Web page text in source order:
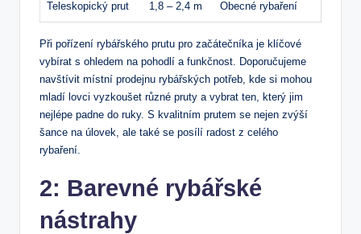
Teleskopický‍ prut 1,8 – 2,4 m Obecné rybaření
Při pořízení rybářského prutu pro začátečníka je klíčové
vybírat s ohledem na pohodlí a⁣ funkčnost. Doporučujeme
navštívit místní prodejnu rybářských⁤ potřeb,‍ kde si ​mohou
mladí lovci ‌vyzkoušet různé pruty ⁣a vybrat ten, který‍ jim
‌nejlépe padne do ⁢ruky.⁢ S ​kvalitním prutem se nejen zvýší
šance na úlovek, ale také se posílí⁣ radost z celého
rybaření.
2:‌ Barevné​ rybářské
nástrahy